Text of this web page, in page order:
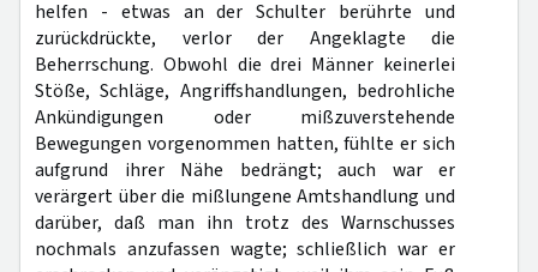
helfen - etwas an der Schulter berührte und
zurückdrückte, verlor der Angeklagte die
Beherrschung. Obwohl die drei Männer keinerlei
Stöße, Schläge, Angriffshandlungen, bedrohliche
Ankündigungen oder mißzuverstehende
Bewegungen vorgenommen hatten, fühlte er sich
aufgrund ihrer Nähe bedrängt; auch war er
verärgert über die mißlungene Amtshandlung und
darüber, daß man ihn trotz des Warnschusses
nochmals anzufassen wagte; schließlich war er